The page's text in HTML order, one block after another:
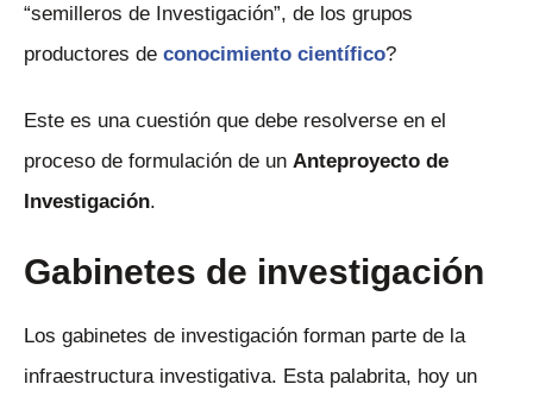
“semilleros de Investigación”, de los grupos
productores de conocimiento científico?
Este es una cuestión que debe resolverse en el
proceso de formulación de un Anteproyecto de
Investigación.
Gabinetes de investigación
Los gabinetes de investigación forman parte de la
infraestructura investigativa. Esta palabrita, hoy un